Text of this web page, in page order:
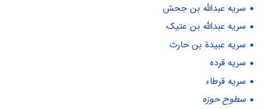
سریه عبدالله بن جحش
سریه عبدالله بن عتیک
سریه عبیدة بن حارث
سریه قرده
سریه قرطاء
سطوح حوزه